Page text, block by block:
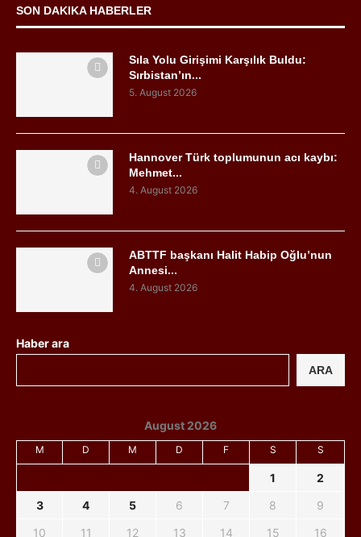
SON DAKIKA HABERLER
Sıla Yolu Girişimi Karşılık Buldu:
Sırbistan’ın...
5. August 2026
Hannover Türk toplumunun acı kaybı:
Mehmet...
4. August 2026
ABTTF başkanı Halit Habip Oğlu’nun
Annesi...
4. August 2026
Haber ara
ARA
August 2026
M D M D F S S
1
2
3
4 5 6 7 8
9
10
11 12 13 14 15 16